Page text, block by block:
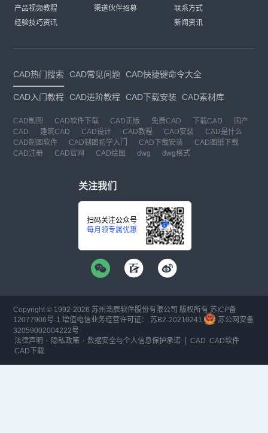
产品视频教程
经验技巧资讯
渠道伙伴招募
联系方式
新闻资讯
CAD热门搜索 CAD常见问题 CAD快捷键命令大全
CAD入门教程 CAD进阶教程 CAD下载安装 CAD素材库
CAD制图 CAD软件下载 CAD正版 免费CAD 下载CAD
国产
CAD
建筑CAD CAD设计 CAD教程 CAD安装
CAD是什么
CAD制图软件
CAD制图初学入门 CAD下载安装
CAD图纸下载
CAD注册
CAD官网 CAD绘图 dwg dwg格式
关注我们
扫码关注公众号
每月领专属优惠
Copyright © 1992-2026 苏州浩辰软件股份有限公司 版权所有 苏ICP备
12077906号-1 增值电信业务经营许可证： 苏B2-20210241
苏公网安备
32059002004222号
法律声明 · 隐私政策 ·数据安全与个人信息保护承诺 | CAD CAD软件
CAD下载